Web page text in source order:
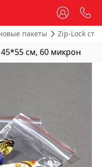
пакеты Zip-Lock
см, 60 микрон